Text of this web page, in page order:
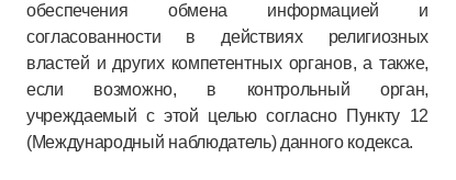
обеспечения обмена информацией и
согласованности в действиях религиозных
властей и других компетентных органов, а также,
если возможно, в контрольный орган,
учреждаемый с этой целью согласно Пункту 12
(Международный наблюдатель) данного кодекса.